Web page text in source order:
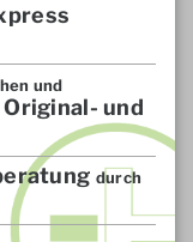
und
und
durch